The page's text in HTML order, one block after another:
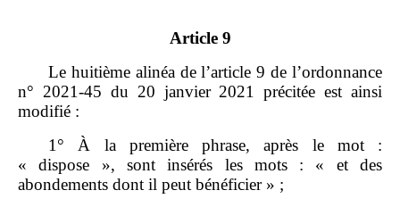
Article 9
Le huitième alinéa de l’article 9 de l’ordonnance
n° 2021‑45 du 20 janvier 2021 précitée est ainsi
modifié :
1° À la première phrase, après le mot :
« dispose », sont insérés les mots : « et des
abondements dont il peut bénéficier » ;